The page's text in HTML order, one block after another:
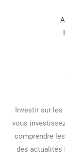
Investir sur
vous
comprendre
des actualités